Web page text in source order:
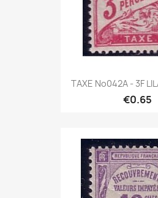
TAXE No042A - 3F
€0.65